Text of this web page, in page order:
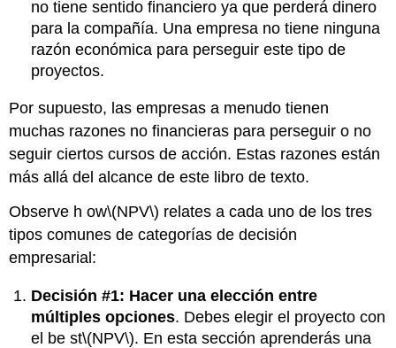
no tiene sentido financiero ya que perderá dinero
para la compañía. Una empresa no tiene ninguna
razón económica para perseguir este tipo de
proyectos.
Por supuesto, las empresas a menudo tienen
muchas razones no financieras para perseguir o no
seguir ciertos cursos de acción. Estas razones están
más allá del alcance de este libro de texto.
Observe h ow\(NPV\) relates a cada uno de los tres
tipos comunes de categorías de decisión
empresarial:
Decisión #1: Hacer una elección entre
múltiples opciones. Debes elegir el proyecto con
el be st\(NPV\). En esta sección aprenderás una